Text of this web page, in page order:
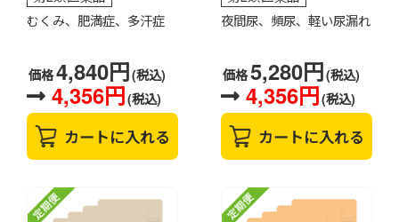
むくみ、肥満症、多汗症
価格4,840円(税込)
4,356円(税込)
カートに入れる
夜間尿、頻尿、軽い尿漏れ
価格5,280円(税込)
4,356円(税込)
カートに入れる